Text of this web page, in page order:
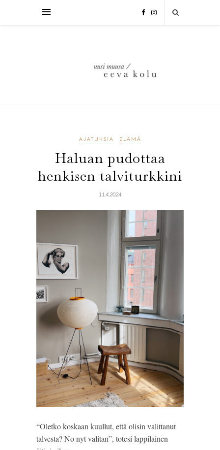
AJATUKSIA ELÄMÄ
Haluan pudottaa
henkisen talviturkkini
11.4.2024
“Oletko koskaan kuullut, että olisin valittanut
talvesta? No nyt valitan”, totesi lappilainen